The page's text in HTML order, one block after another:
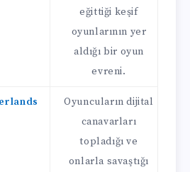
eğittiği keşif
oyunlarının yer
aldığı bir oyun
evreni.
Oyuncuların dijital
canavarları
topladığı ve
onlarla savaştığı